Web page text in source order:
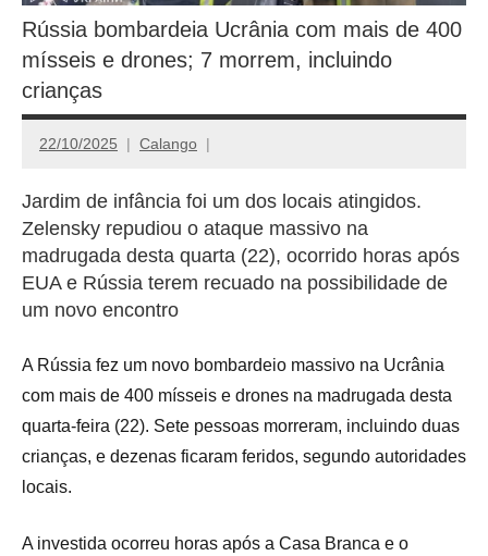
Rússia bombardeia Ucrânia com mais de 400
mísseis e drones; 7 morrem, incluindo
crianças
22/10/2025 Calango
Jardim de infância foi um dos locais atingidos.
Zelensky repudiou o ataque massivo na
madrugada desta quarta (22), ocorrido horas após
EUA e Rússia terem recuado na possibilidade de
um novo encontro
A Rússia fez um novo bombardeio massivo na Ucrânia
com mais de 400 mísseis e drones na madrugada desta
quarta-feira (22). Sete pessoas morreram, incluindo duas
crianças, e dezenas ficaram feridos, segundo autoridades
locais.
A investida ocorreu horas após a Casa Branca e o